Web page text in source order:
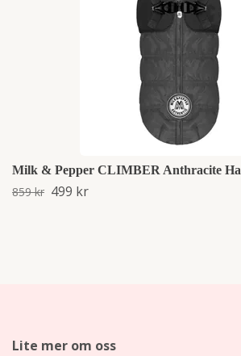
Milk & Pepper CLIMBER Anthracite
859 kr 499 kr
Lite mer om oss